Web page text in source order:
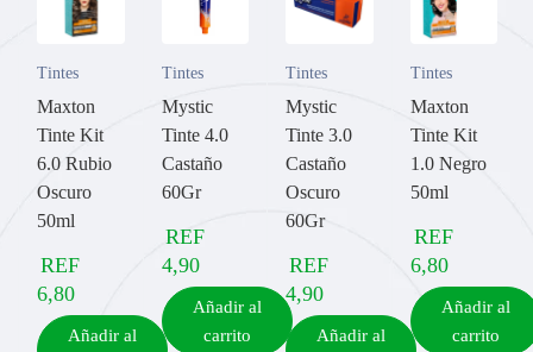
Tintes
Maxton
Tinte Kit
6.0 Rubio
Oscuro
50ml
REF
6,80
Añadir al
Tintes
Mystic
Tinte 4.0
Castaño
60Gr
REF
4,90
Añadir al
carrito
Tintes
Mystic
Tinte 3.0
Castaño
Oscuro
60Gr
REF
4,90
Añadir al
Tintes
Maxton
Tinte Kit
1.0 Negro
50ml
REF
6,80
Añadir al
carrito